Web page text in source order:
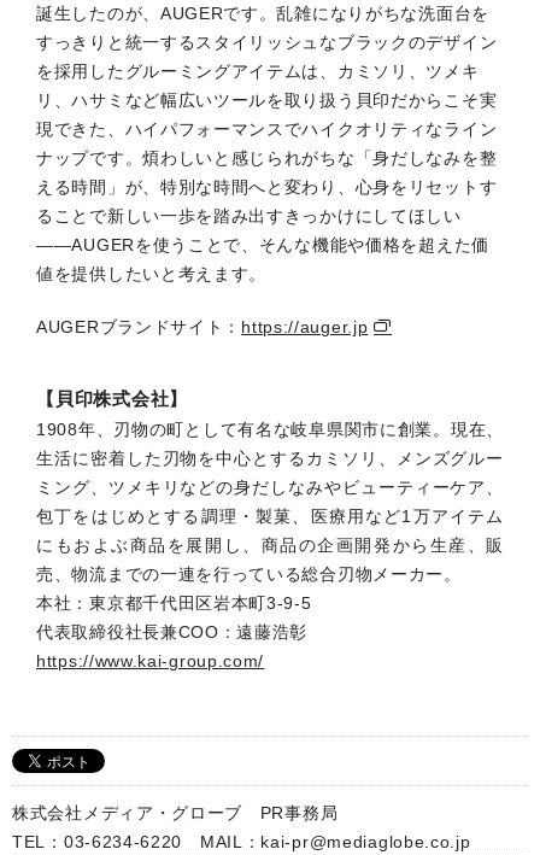
誕生したのが、AUGERです。乱雑になりがちな洗面台を
すっきりと統一するスタイリッシュなブラックのデザイン
を採用したグルーミングアイテムは、カミソリ、ツメキ
リ、ハサミなど幅広いツールを取り扱う貝印だからこそ実
現できた、ハイパフォーマンスでハイクオリティなライン
ナップです。煩わしいと感じられがちな「身だしなみを整
える時間」が、特別な時間へと変わり、心身をリセットす
ることで新しい一歩を踏み出すきっかけにしてほしい
――AUGERを使うことで、そんな機能や価格を超えた価
値を提供したいと考えます。
AUGERブランドサイト： https://auger.jp
【貝印株式会社】
1908年、刃物の町として有名な岐阜県関市に創業。現在、
生活に密着した刃物を中心とするカミソリ、メンズグルー
ミング、ツメキリなどの身だしなみやビューティーケア、
包丁をはじめとする調理・製菓、医療用など1万アイテム
にもおよぶ商品を展開し、商品の企画開発から生産、販
売、物流までの一連を行っている総合刃物メーカー。
本社：東京都千代田区岩本町3-9-5
代表取締役社長兼COO：遠藤浩彰
https://www.kai-group.com/
株式会社メディア・グローブ PR事務局
TEL：03-6234-6220 MAIL：kai-pr@mediaglobe.co.jp